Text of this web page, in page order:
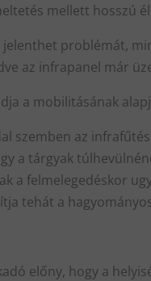
mellett hosszú
problémát,
az infrapanel már
a mobilitásának
szemben az
a tárgyak
a felmelegedéskor
tehát a
előny, hogy a